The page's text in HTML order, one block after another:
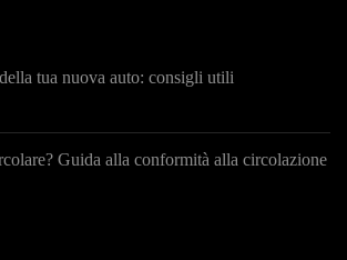
tua nuova auto: consigli utili
Guida alla conformità alla circolazione